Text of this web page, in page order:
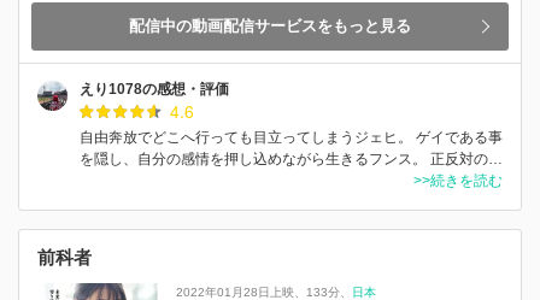
配信中の動画配信サービスをもっと見る
えり1078の感想・評価
4.6
自由奔放でどこへ行っても目立ってしまうジェヒ。 ゲイである事
を隠し、自分の感情を押し込めながら生きるフンス。 正反対の…
>>続きを読む
前科者
2022年01月28日上映 133分
日本